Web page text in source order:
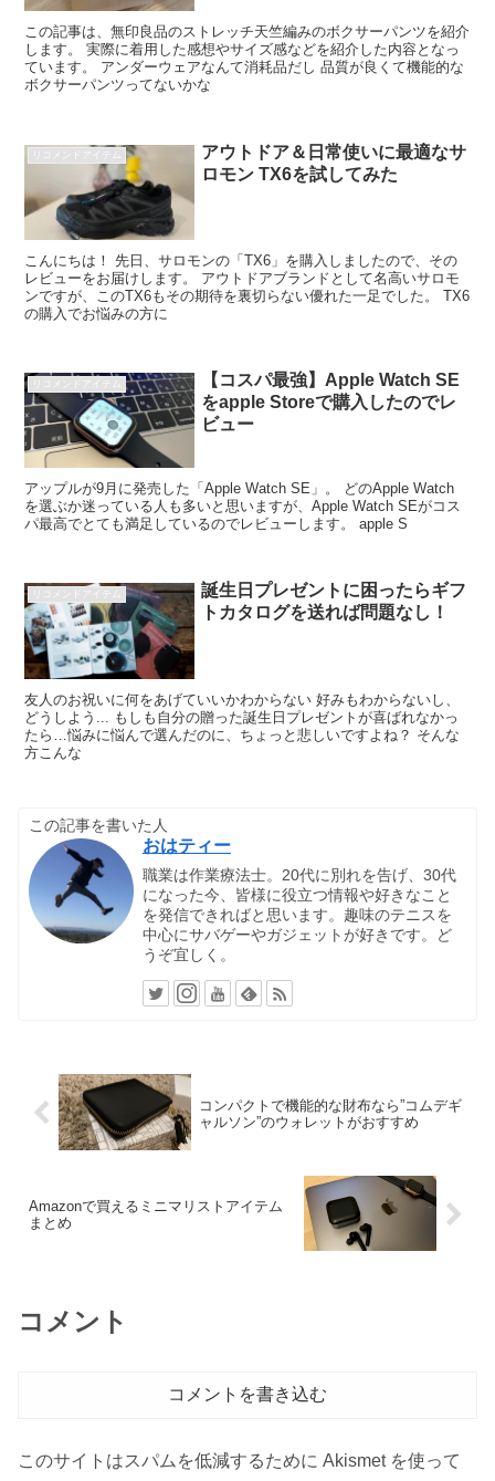
この記事は、無印良品のストレッチ天竺編みのボクサーパンツを紹介
します。 実際に着用した感想やサイズ感などを紹介した内容となっ
ています。 アンダーウェアなんて消耗品だし 品質が良くて機能的な
ボクサーパンツってないかな
リコメンドアイテム
アウトドア＆日常使いに最適なサ
ロモン TX6を試してみた
こんにちは！ 先日、サロモンの「TX6」を購入しましたので、その
レビューをお届けします。 アウトドアブランドとして名高いサロモ
ンですが、このTX6もその期待を裏切らない優れた一足でした。 TX6
の購入でお悩みの方に
リコメンドアイテム
【コスパ最強】Apple Watch SE
をapple Storeで購入したのでレ
ビュー
アップルが9月に発売した「Apple Watch SE」。 どのApple Watch
を選ぶか迷っている人も多いと思いますが、Apple Watch SEがコス
パ最高でとても満足しているのでレビューします。 apple S
リコメンドアイテム
誕生日プレゼントに困ったらギフ
トカタログを送れば問題なし！
友人のお祝いに何をあげていいかわからない 好みもわからないし、
どうしよう... もしも自分の贈った誕生日プレゼントが喜ばれなかっ
たら…悩みに悩んで選んだのに、ちょっと悲しいですよね？ そんな
方こんな
この記事を書いた人
おはティー
職業は作業療法士。20代に別れを告げ、30代
になった今、皆様に役立つ情報や好きなこと
を発信できればと思います。趣味のテニスを
中心にサバゲーやガジェットが好きです。ど
うぞ宜しく。
コンパクトで機能的な財布なら”コムデギ
ャルソン”のウォレットがおすすめ
Amazonで買えるミニマリストアイテム
まとめ
コメント
コメントを書き込む
このサイトはスパムを低減するために Akismet を使って